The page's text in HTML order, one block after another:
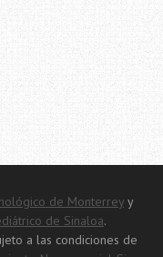
de Monterrey y
de Sinaloa.
a las condiciones de